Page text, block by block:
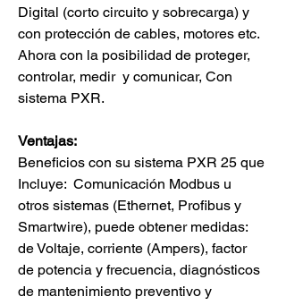
Digital (corto circuito y sobrecarga) y
con protección de cables, motores etc.
Ahora con la posibilidad de proteger,
controlar, medir  y comunicar, Con
sistema PXR.
Ventajas:
Beneficios con su sistema PXR 25 que
Incluye:  Comunicación Modbus u
otros sistemas (Ethernet, Profibus y
Smartwire), puede obtener medidas:
de Voltaje, corriente (Ampers), factor
de potencia y frecuencia, diagnósticos
de mantenimiento preventivo y